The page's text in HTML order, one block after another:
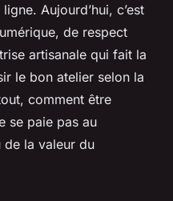
Aujourd’hui, c’est
de respect
artisanale qui fait la
le bon atelier selon la
comment être
se paie pas au
de la valeur du